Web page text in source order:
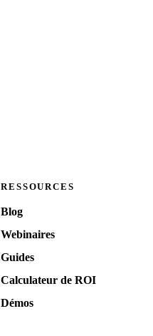
RESSOURCES
Blog
Webinaires
Guides
Calculateur de ROI
Démos